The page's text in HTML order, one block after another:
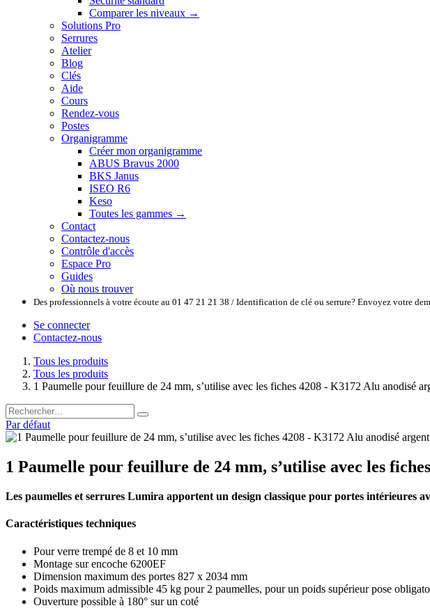
Comparer les niveaux →
Solutions Pro
Serrures
Atelier
Blog
Clés
Aide
Cours
Rendez-vous
Postes
Organigramme
Créer mon organigramme
ABUS Bravus 2000
BKS Janus
ISEO R6
Keso
Toutes les gammes →
Contact
Contactez-nous
Contrôle d'accès
Espace Pro
Guides
Où nous trouver
Des professionnels à votre écoute au 01 47 21 21 38 / Identification de clé ou serrure? Envoyez votre
Se connecter
Contactez-nous
Tous les produits
Tous les produits
1 Paumelle pour feuillure de 24 mm, s’utilise avec les fiches 4208 - K3172 Alu anodisé
Par défaut
1 Paumelle pour feuillure de 24 mm, s’utilise avec les
Les paumelles et serrures Lumira apportent un design classique pour portes intérieures
Caractéristiques techniques
Pour verre trempé de 8 et 10 mm
Montage sur encoche 6200EF
Dimension maximum des portes 827 x 2034 mm
Poids maximum admissible 45 kg pour 2 paumelles, pour un poids supérieur pose
Ouverture possible à 180° sur un coté